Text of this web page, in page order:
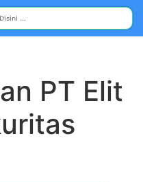
PT Elit